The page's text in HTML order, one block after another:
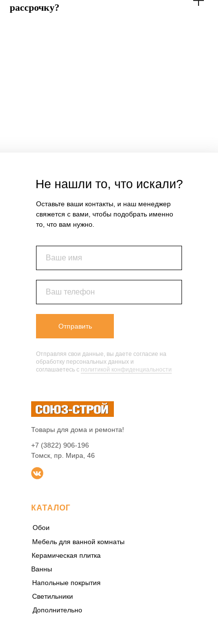
рассрочку?
Ваше имя
Ваш телефон
Отправить
Не нашли то, что искали?
Оставьте ваши контакты, и наш менеджер
свяжется с вами, чтобы подобрать именно
то, что вам нужно.
Отправляя свои данные, вы даете согласие на
обработку персональных данных и
соглашаетесь c политикой конфиденциальности
КАТАЛОГ
Товары для дома и ремонта!
Обои
Мебель для ванной комнаты
+7 (3822) 906-196
Томск, пр. Мира, 46
Напольные покрытия
Светильники
Дополнительно
Керамическая плитка
Ванны